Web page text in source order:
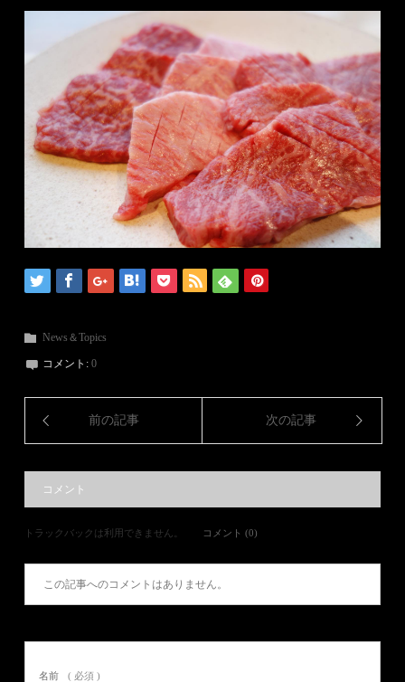
News＆Topics
コメント:0
前の記事 次の記事
コメント
トラックバックは利用できません。 コメント (0)
この記事へのコメントはありません。
名前 ( 必須 )